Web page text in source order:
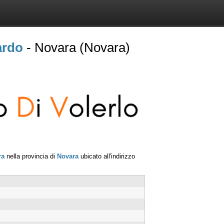
- Novara (Novara)
nella provincia di Novara ubicato all'indirizzo